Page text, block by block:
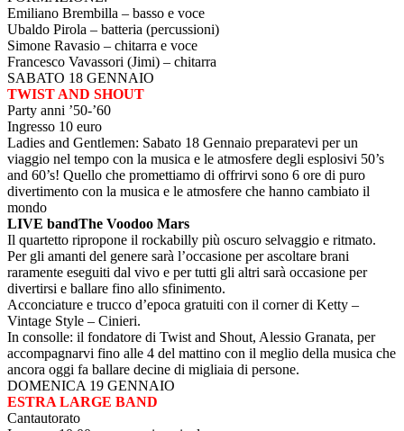
Emiliano Brembilla – basso e voce
Ubaldo Pirola – batteria (percussioni)
Simone Ravasio – chitarra e voce
Francesco Vavassori (Jimi) – chitarra
SABATO 18 GENNAIO
TWIST AND SHOUT
Party anni ’50-’60
Ingresso 10 euro
Ladies and Gentlemen: Sabato 18 Gennaio preparatevi per un
viaggio nel tempo con la musica e le atmosfere degli esplosivi 50’s
and 60’s! Quello che promettiamo di offrirvi sono 6 ore di puro
divertimento con la musica e le atmosfere che hanno cambiato il
mondo
LIVE bandThe Voodoo Mars
Il quartetto ripropone il rockabilly più oscuro selvaggio e ritmato.
Per gli amanti del genere sarà l’occasione per ascoltare brani
raramente eseguiti dal vivo e per tutti gli altri sarà occasione per
divertirsi e ballare fino allo sfinimento.
Acconciature e trucco d’epoca gratuiti con il corner di Ketty –
Vintage Style – Cinieri.
In consolle: il fondatore di Twist and Shout, Alessio Granata, per
accompagnarvi fino alle 4 del mattino con il meglio della musica che
ancora oggi fa ballare decine di migliaia di persone.
DOMENICA 19 GENNAIO
ESTRA LARGE BAND
Cantautorato